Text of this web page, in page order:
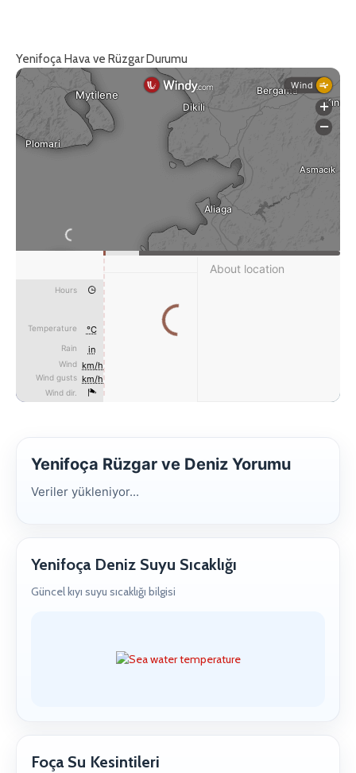
Yenifoça Hava ve Rüzgar Durumu
Yenifoça Rüzgar ve Deniz Yorumu
Veriler yükleniyor...
Yenifoça Deniz Suyu Sıcaklığı
Güncel kıyı suyu sıcaklığı bilgisi
Foça Su Kesintileri